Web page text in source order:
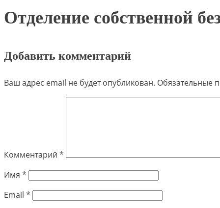
Отделение собственной
Добавить комментарий
Ваш адрес email не будет опубликован. Обязательные
Комментарий *
Имя *
Email *